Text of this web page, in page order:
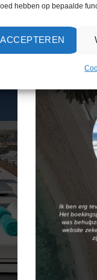
hebben op bepaalde
ACCEPTEREN
Ik ben erg
Het
was
website